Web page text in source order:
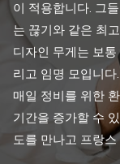
이 적용합니다. 그
는 끊기와 같은 최
디자인 무게는 보
리고 임명 모입니
매일 정비를 위한
기간을 증가할 수
도를 만나고 프랑스